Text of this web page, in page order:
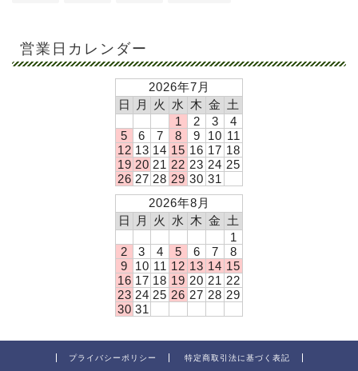
営業日カレンダー
2026年7月
日
月 火 水 木 金 土
1
2 3
4
5
6 7 8 9 10 11
12 13 14 15 16 17 18
19 20 21 22 23 24 25
26 27 28 29 30 31
2026年8月
日
月 火 水 木 金 土
1
2
3 4 5 6 7
8
9
10 11 12 13 14 15
16 17 18 19 20 21 22
23 24 25 26 27 28 29
30 31
プライバシーポリシー 特定商取引法に基づく表記